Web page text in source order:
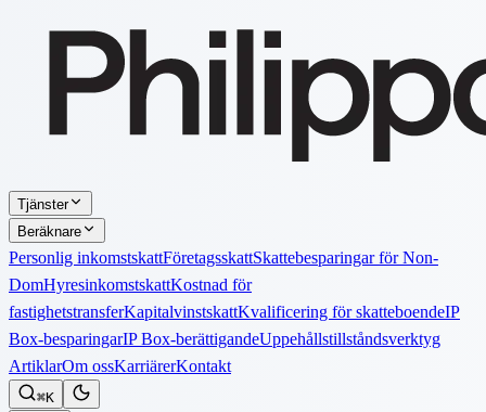
Tjänster
Beräknare
Personlig inkomstskattFöretagsskattSkattebesparingar för Non-
DomHyresinkomstskattKostnad för
fastighetstransferKapitalvinstskattKvalificering för skatteboendeIP
Box-besparingarIP Box-berättigandeUppehållstillståndsverktyg
ArtiklarOm ossKarriärerKontakt
⌘K